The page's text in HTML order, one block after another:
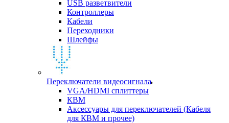
USB разветвители
Контроллеры
Кабели
Переходники
Шлейфы
Переключатели видеосигнала
VGA/HDMI сплиттеры
КВМ
Аксессуары для переключателей (Кабеля
для КВМ и прочее)